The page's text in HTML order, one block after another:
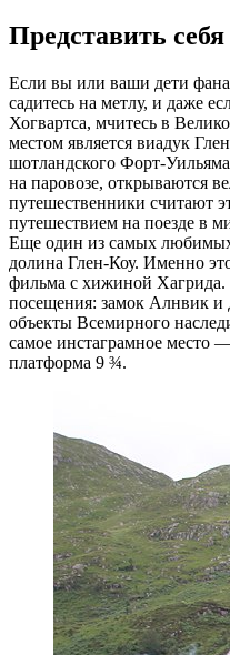
Представить
Если вы или ваши дети
садитесь на метлу, и даже
Хогвартса, мчитесь в
местом является виадук
шотландского Форт-
на паровозе, открываются
путешественники считают
путешествием на поезде в
Еще один из самых
долина Глен-Коу. Именно
фильма с хижиной Хагрида.
посещения: замок Алнвик и
объекты Всемирного
самое инстаграмное место
платформа 9 ¾.